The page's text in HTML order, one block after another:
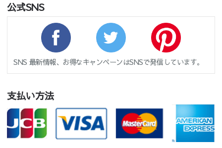
公式SNS
SNS 最新情報、お得なキャンペーンはSNSで発信しています。
支払い方法